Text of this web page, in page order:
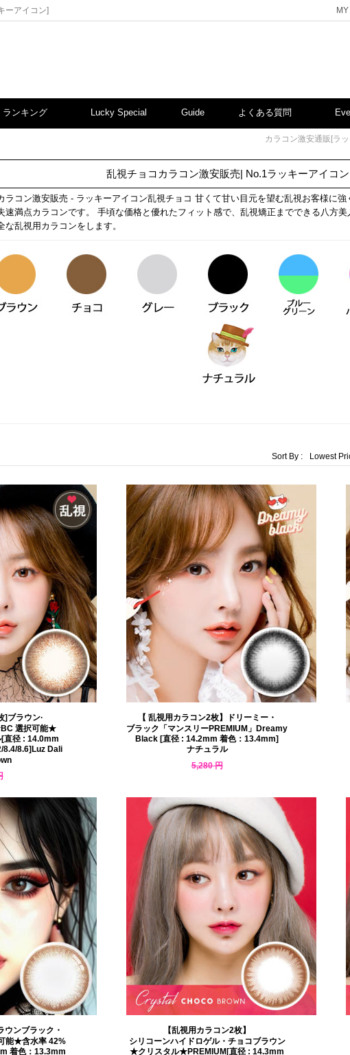
ーアイコン]
ランキング Lucky Special Guide よくある質問
カラコン激安通販[ラ
乱視チョコカラコン激安販売| No.1ラッキーアイコン
ラコン激安販売 - ラッキーアイコン乱視チョコ 甘くて甘い目元を望む乱視お客様に
速満点カラコンです。 手頃な価格と優れたフィット感で、乱視矯正までできる八方
乱視用カラコンをします。
Sort By : Lowest
]ブラウン·
選択可能★
直径 : 14.0mm
8.4/8.6]Luz Dali
【 乱視用カラコン2枚】ドリーミー・
ブラック「マンスリーPREMIUM」Dreamy
Black [直径 : 14.2mm 着色：13.4mm]
ナチュラル
5,280 円
ウンブラック・
能★含水率 42%
着色：13.3mm
【乱視用カラコン2枚】
シリコーンハイドロゲル・チョコブラウン
★クリスタル★PREMIUM[直径 : 14.3mm